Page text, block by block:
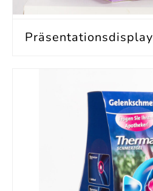
Präsentationsdisplay